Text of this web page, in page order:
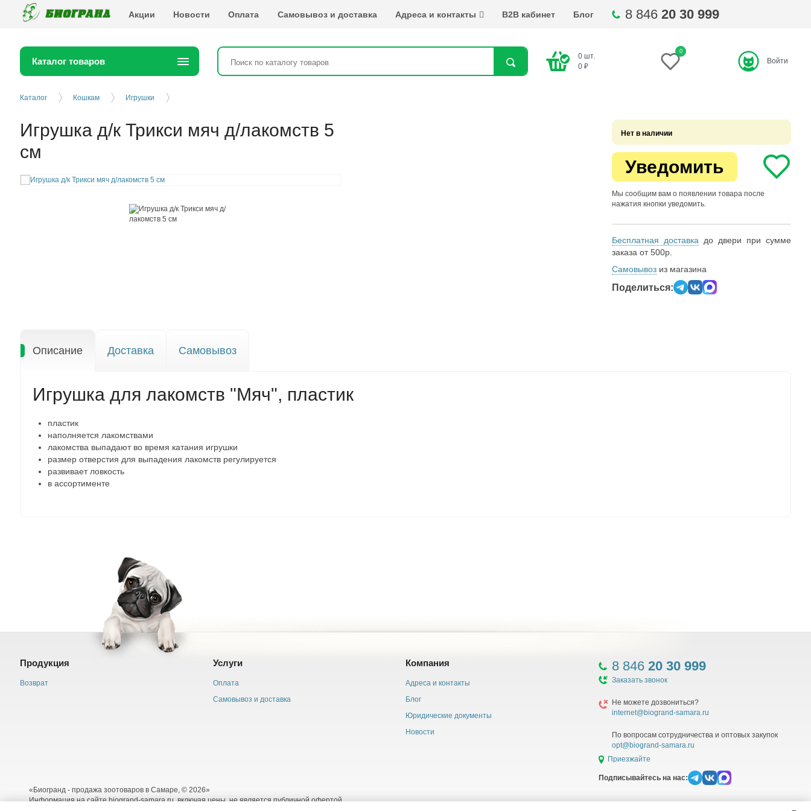
Акции Новости Оплата Самовывоз и доставка Адреса и контакты B2B кабинет Блог 8 846 20 30 999
Каталог товаров Найти
0 шт.
0 ₽
0
Войти
Каталог Кошкам Игрушки
Игрушка д/к Трикси мяч д/лакомств 5
см
Нет в наличии
Уведомить
Мы сообщим вам о появлении товара после
нажатия кнопки уведомить.
Бесплатная доставка до двери при сумме
заказа от 500р.
Самовывоз из магазина
Поделиться:
Описание Доставка Самовывоз
Игрушка для лакомств "Мяч", пластик
пластик
наполняется лакомствами
лакомства выпадают во время катания игрушки
размер отверстия для выпадения лакомств регулируется
развивает ловкость
в ассортименте
Продукция
Возврат
Услуги
Оплата
Самовывоз и доставка
Компания
Адреса и контакты
Блог
Юридические документы
Новости
8 846 20 30 999
Заказать звонок
Не можете дозвониться?
internet@biogrand-samara.ru
По вопросам сотрудничества и оптовых закупок
opt@biogrand-samara.ru
Приезжайте
Подписывайтесь на нас:
«Биогранд - продажа зоотоваров в Самаре, © 2026»
Информация на сайте biogrand-samara.ru, включая цены, не является публичной офертой.